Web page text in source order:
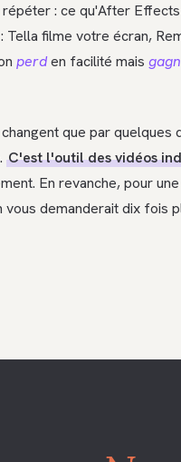
: ce qu'After
Tella filme votre écran,
perden facilité mais
que par quelques
C'est l'outil des vidéos
En revanche, pour
vous demanderait dix fois